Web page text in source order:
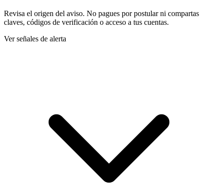
Revisa el origen del aviso. No pagues por postular ni compartas
claves, códigos de verificación o acceso a tus cuentas.
Ver señales de alerta